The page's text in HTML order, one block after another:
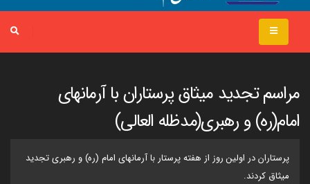
مراسم تجدید میثاق پرستاران با آرمانهای
امام(ره) و رهبری(مدظله العالی)
پرستاران در اولین روز از هفته پرستار با آرمانهای امام (ره) و رهبری تجدید
میثاق کردند.